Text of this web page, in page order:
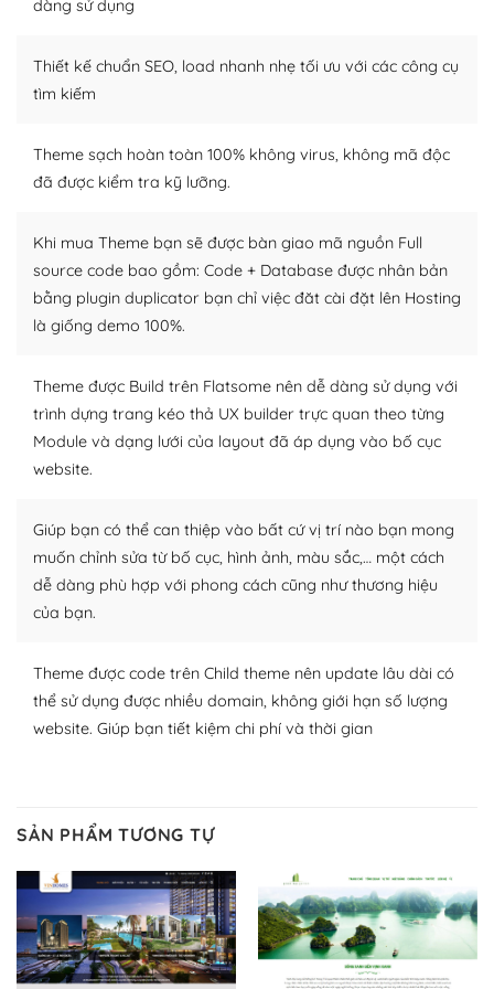
WordPress là nơi lưu trữ cho một diễn đàn cộng đồng
khổng lồ được kiểm duyệt bởi các nhân viên và những
Nếu bạn gặp khó khăn, bạn có thể lên mạng và tìm
kiếm những cộng đồng WordPress, họ sẽ giúp bạn trả
Cộng đồng sử dụng WordPress sẵn sàng hỗ trợ bạn
– Đa dạng plugin và themes
WordPress để tăng thêm các tính năng cần thiết. Có
nhiều plugin trả phí hoặc miễn phí.
Nhờ lượng người dùng đông đảo, thư viện themes và
plugin của WordPress rất phong phú. Bạn có thể thỏa
lập website của mình.
WordPress đa dạng plugin và themes
– Dễ sử dụng
Với mọi Hosting bất kỳ thì WordPress đều có thể dễ
dàng thiết lập vì thực tế nó đã cung cấp khoảng 60%
toàn bộ web.
Dễ dàng lựa chọn Hosting cho website WordPress
– Bảo mật cực tốt
Vì WordPress hiện là nền tảng xây dựng trang web và
blog lớn nhất trên thế giới, quan trọng nhất là bảo vệ
dàng sử dụng
Thiết kế chuẩn SEO, load nhanh nhẹ tối ưu với các công cụ
tìm kiếm
Theme sạch hoàn toàn 100% không virus, không mã độc
đã được kiểm tra kỹ lưỡng.
Khi mua Theme bạn sẽ được bàn giao mã nguồn Full
source code bao gồm: Code + Database được nhân bản
bằng plugin duplicator bạn chỉ việc đăt cài đặt lên Hosting
là giống demo 100%.
Theme được Build trên Flatsome nên dễ dàng sử dụng với
trình dựng trang kéo thả UX builder trực quan theo từng
Module và dạng lưới của layout đã áp dụng vào bố cục
website.
Giúp bạn có thể can thiệp vào bất cứ vị trí nào bạn mong
muốn chỉnh sửa từ bố cục, hình ảnh, màu sắc,… một cách
dễ dàng phù hợp với phong cách cũng như thương hiệu
của bạn.
Theme được code trên Child theme nên update lâu dài có
thể sử dụng được nhiều domain, không giới hạn số lượng
website. Giúp bạn tiết kiệm chi phí và thời gian
SẢN PHẨM TƯƠNG TỰ